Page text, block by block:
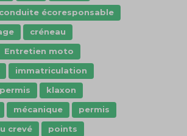
conduite écoresponsable
créneau
Entretien moto
immatriculation
klaxon
mécanique
permis
crevé
points